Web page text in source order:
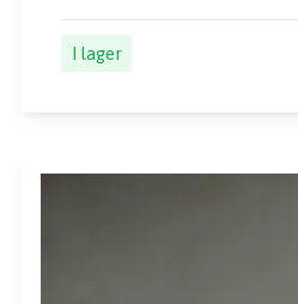
I lager